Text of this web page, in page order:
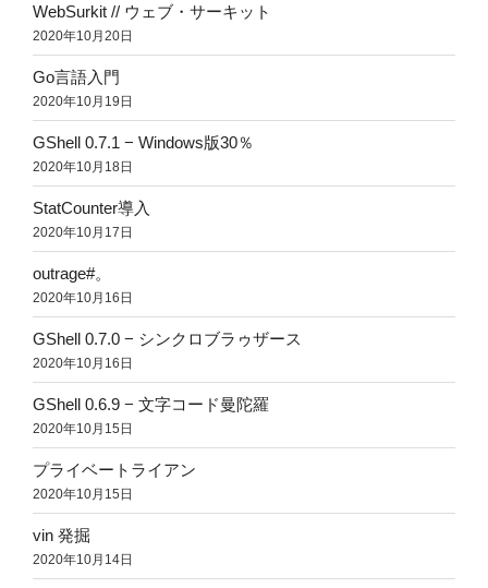
WebSurkit // ウェブ・サーキット
2020年10月20日
Go言語入門
2020年10月19日
GShell 0.7.1 − Windows版30％
2020年10月18日
StatCounter導入
2020年10月17日
outrage#。
2020年10月16日
GShell 0.7.0 − シンクロブラゥザース
2020年10月16日
GShell 0.6.9 − 文字コード曼陀羅
2020年10月15日
プライベートライアン
2020年10月15日
vin 発掘
2020年10月14日